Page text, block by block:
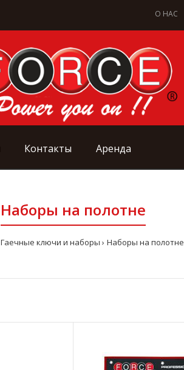
О НАС
Контакты Аренда
Наборы на полотне
Гаечные ключи и наборы Наборы на полотне